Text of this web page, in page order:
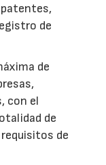
de
de
con el
de
de